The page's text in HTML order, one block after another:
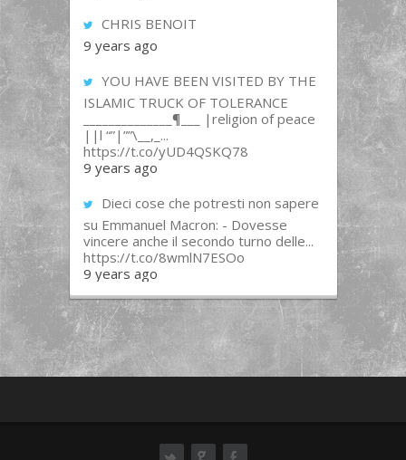
CHRIS BENOIT
9 years ago
YOU HAVE BEEN VISITED BY THE
ISLAMIC TRUCK OF TOLERANCE
______________¶___ |religion of peace
||l “”|””\__,_...
https://t.co/yUD4QSKQ78
9 years ago
Dieci cose che potresti non sapere
su Emmanuel Macron: - Dovesse
vincere anche il secondo turno delle...
https://t.co/8wmlN7ESOo
9 years ago